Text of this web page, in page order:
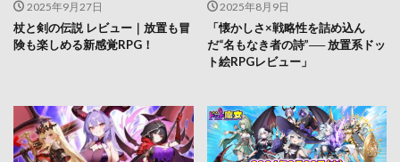
2025年9月27日
杖と剣の伝説 レビュー｜放置も冒
険も楽しめる新感覚RPG！
2025年8月9日
「懐かしさ×戦略性を詰め込ん
だ“名もなき者の詩”── 放置系ドッ
ト絵RPGレビュー」